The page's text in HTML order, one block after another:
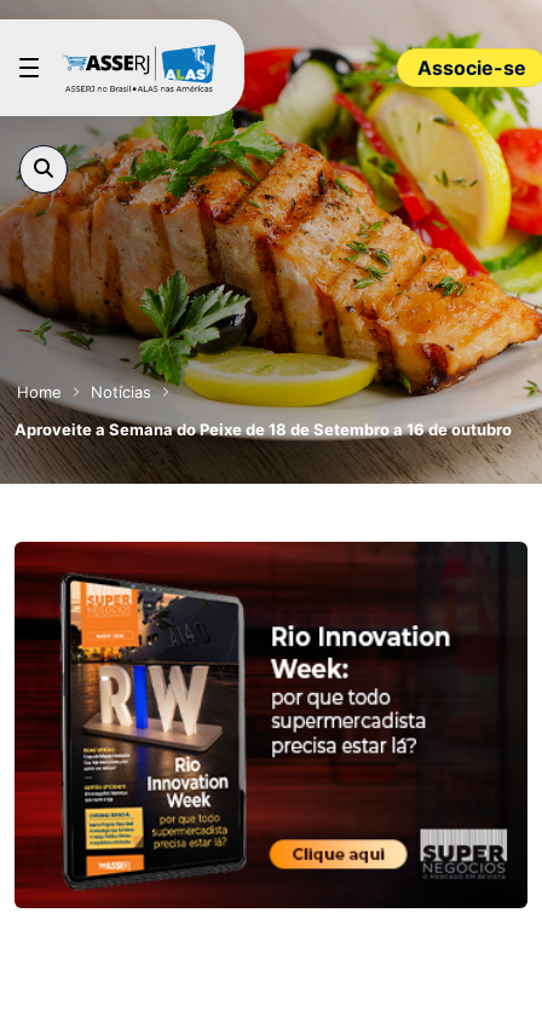
Pular para o Conteúdo principal
Associe-se
Home
Notícias
Aproveite a Semana do Peixe de 18 de Setembro a 16 de outubro